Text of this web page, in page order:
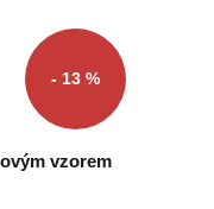
- 13 %
vzorem